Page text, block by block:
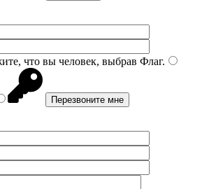
что вы человек, выбрав Флаг.